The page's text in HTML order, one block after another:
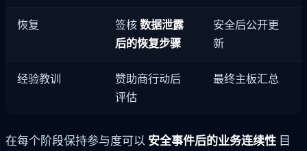
恢复 签核数据泄露
后的恢复步骤
安全后公开更
新
经验教训
赞助商行动后
评估
最终主板汇总
在每个阶段保持参与度可以 安全事件后的业务连续性 目